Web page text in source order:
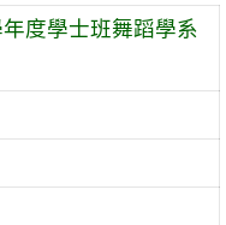
度學士班舞蹈學系